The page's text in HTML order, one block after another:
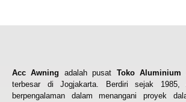
Acc Awning adalah pusat Toko Aluminium
terbesar di Jogjakarta. Berdiri sejak 1985,
berpengalaman dalam menangani proyek